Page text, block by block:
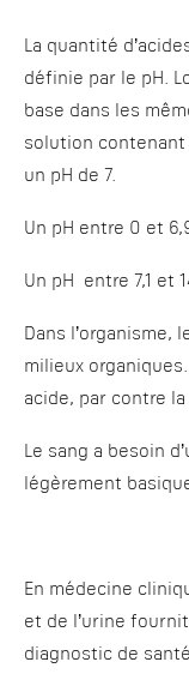
La quantité
définie par le pH.
base dans les
solution
un pH de 7.
Un pH entre 0 et
Un pH entre 7,1 et
Dans l’organisme,
milieux
acide, par contre
Le sang a besoin
légèrement
En médecine
et de l’urine
diagnostic de